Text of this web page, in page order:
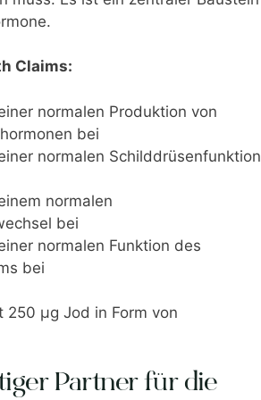
Claims:
normalen Produktion von
bei
normalen Schilddrüsenfunktion
normalen
bei
normalen Funktion des
bei
250 μg Jod in Form von
Partner für die